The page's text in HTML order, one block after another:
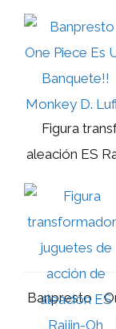
Figura
aleación ES
Banpresto -